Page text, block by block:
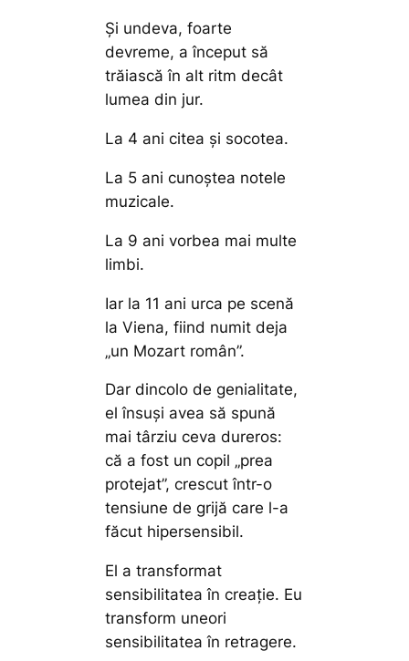
Și undeva, foarte
devreme, a început să
trăiască în alt ritm decât
lumea din jur.
La 4 ani citea și socotea.
La 5 ani cunoștea notele
muzicale.
La 9 ani vorbea mai multe
limbi.
Iar la 11 ani urca pe scenă
la Viena, fiind numit deja
„un Mozart român”.
Dar dincolo de genialitate,
el însuși avea să spună
mai târziu ceva dureros:
că a fost un copil „prea
protejat”, crescut într-o
tensiune de grijă care l-a
făcut hipersensibil.
El a transformat
sensibilitatea în creație. Eu
transform uneori
sensibilitatea în retragere.